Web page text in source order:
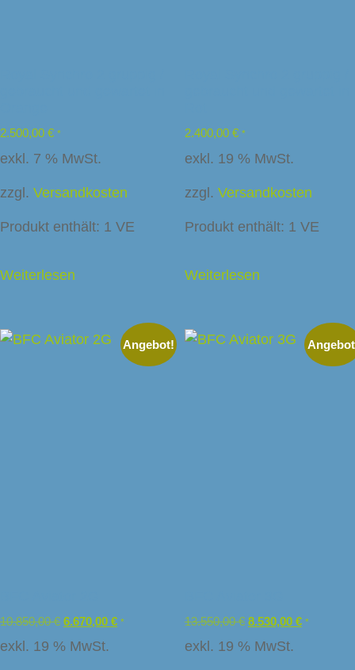
2.500,00 € *
exkl. 7 % MwSt.
zzgl. Versandkosten
Produkt enthält: 1 VE
Weiterlesen
2.400,00 € *
exkl. 19 % MwSt.
zzgl. Versandkosten
Produkt enthält: 1 VE
Weiterlesen
Angebot!
10.850,00€ 6.670,00 € *
exkl. 19 % MwSt.
13.550,00€ 8.530,00 € *
exkl. 19 % MwSt.